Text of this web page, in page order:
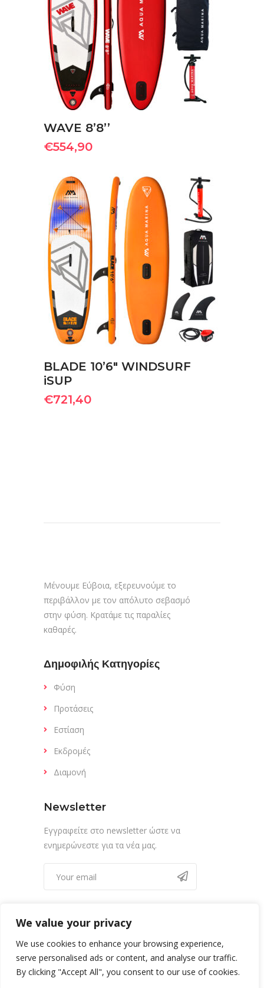
We value your privacy
We use cookies to enhance your browsing experience,
serve personalised ads or content, and analyse our traffic.
By clicking "Accept All", you consent to our use of cookies.
ΠΡΟΣΘΉΚΗ ΣΤΟ ΚΑΛΆΘΙ
WAVE 8’8’’
€554,90
ΠΡΟΣΘΉΚΗ ΣΤΟ ΚΑΛΆΘΙ
BLADE 10’6″ WINDSURF
iSUP
€721,40
Μένουμε Εύβοια, εξερευνούμε το
περιβάλλον με τον απόλυτο σεβασμό
στην φύση. Κρατάμε τις παραλίες
καθαρές.
Δημοφιλής Κατηγορίες
Φύση
Προτάσεις
Εστίαση
Εκδρομές
Διαμονή
Newsletter
Εγγραφείτε στο newsletter ώστε να
ενημερώνεστε για τα νέα μας.